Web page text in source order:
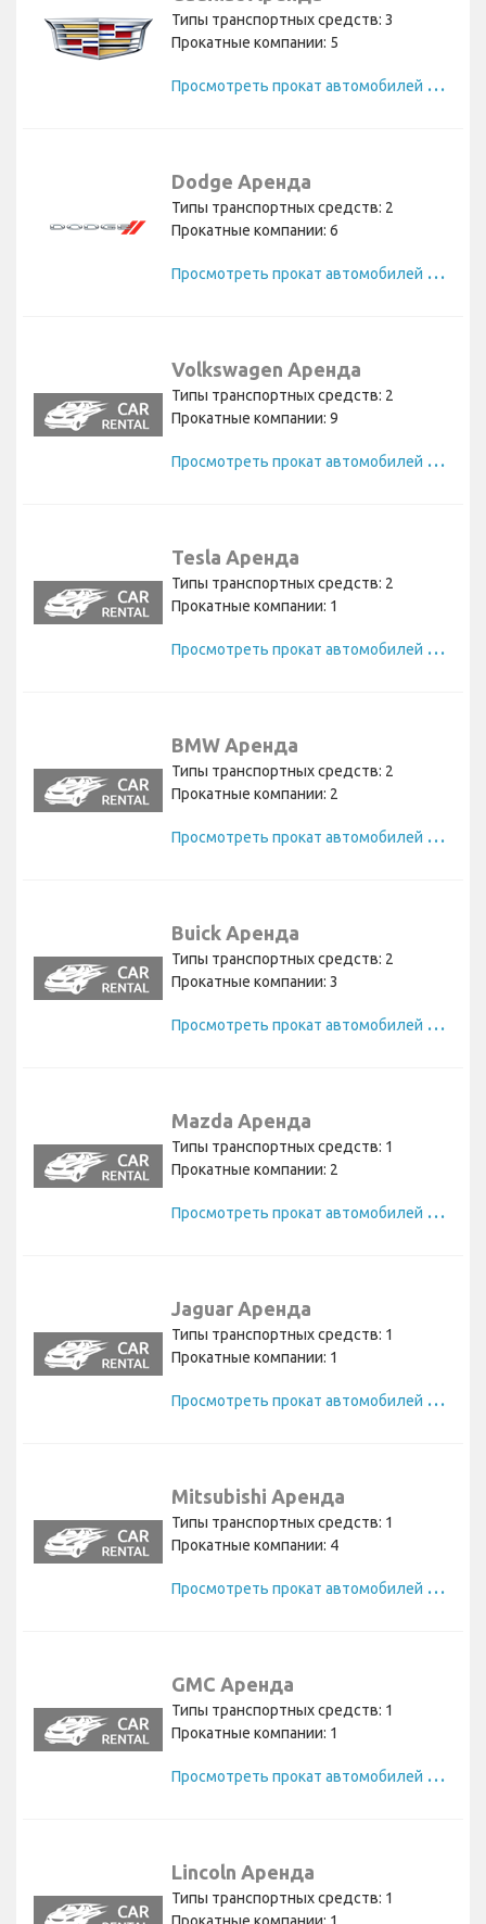
Типы транспортных средств: 3
Прокатные компании: 5
П
росмотреть прокат автомобилей Cadillac
Dodge Аренда
Типы транспортных средств: 2
Прокатные компании: 6
П
росмотреть прокат автомобилей Dodge
Volkswagen Аренда
Типы транспортных средств: 2
Прокатные компании: 9
П
росмотреть прокат автомобилей Volkswagen
Tesla Аренда
Типы транспортных средств: 2
Прокатные компании: 1
П
росмотреть прокат автомобилей Tesla
BMW Аренда
Типы транспортных средств: 2
Прокатные компании: 2
П
росмотреть прокат автомобилей BMW
Buick Аренда
Типы транспортных средств: 2
Прокатные компании: 3
П
росмотреть прокат автомобилей Buick
Mazda Аренда
Типы транспортных средств: 1
Прокатные компании: 2
П
росмотреть прокат автомобилей Mazda
Jaguar Аренда
Типы транспортных средств: 1
Прокатные компании: 1
П
росмотреть прокат автомобилей Jaguar
Mitsubishi Аренда
Типы транспортных средств: 1
Прокатные компании: 4
П
росмотреть прокат автомобилей Mitsubishi
GMC Аренда
Типы транспортных средств: 1
Прокатные компании: 1
П
росмотреть прокат автомобилей GMC
Lincoln Аренда
Типы транспортных средств: 1
Прокатные компании: 1